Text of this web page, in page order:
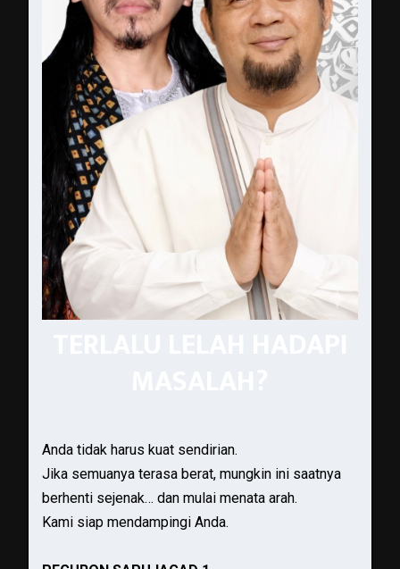
Anda tidak harus kuat sendirian.
Jika semuanya terasa berat, mungkin ini saatnya
berhenti sejenak… dan mulai menata arah.
Kami siap mendampingi Anda.